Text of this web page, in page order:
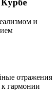
и
отражения
гармонии